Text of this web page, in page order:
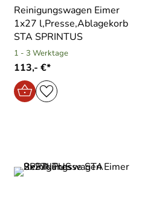
Reinigungswagen Eimer
1x27 l,Presse,Ablagekorb
STA SPRINTUS
1 - 3 Werktage
113,- €*